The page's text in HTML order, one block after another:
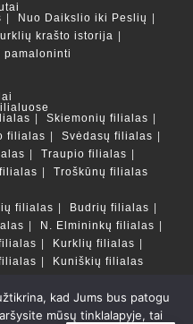
Nuo Daikslio iki Peslių
krašto istorija
pamaloninti
Skiemonių filialas
filialas
Svėdasų filialas
Traupio filialas
Troškūnų filialas
filialas
Budrių filialas
N. Elmininkų filialas
Kurklių filialas
Kuniškių filialas
kad Jums bus patogu
mūsų tinklalapyje, tai